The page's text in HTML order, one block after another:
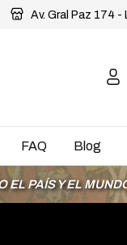
Av. Gral Paz 174 -
FAQ Blog
3 CUOTAS